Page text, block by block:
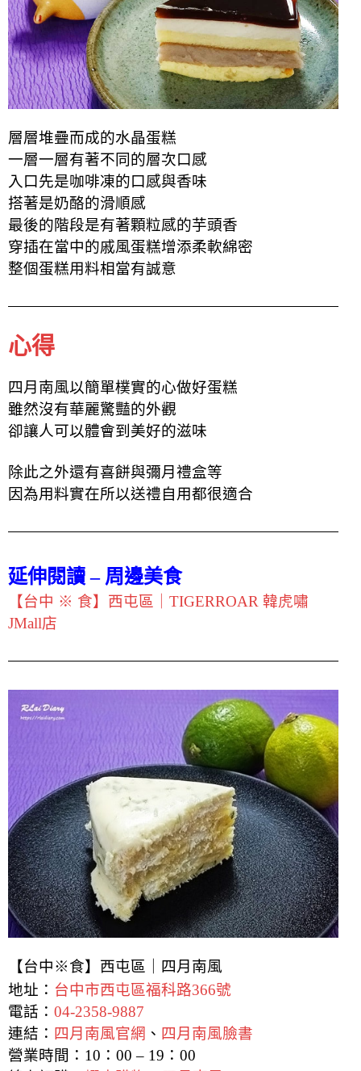
層層堆疊而成的水晶蛋糕
一層一層有著不同的層次口感
入口先是咖啡凍的口感與香味
搭著是奶酪的滑順感
最後的階段是有著顆粒感的芋頭香
穿插在當中的戚風蛋糕增添柔軟綿密
整個蛋糕用料相當有誠意
心得
四月南風以簡單樸實的心做好蛋糕
雖然沒有華麗驚豔的外觀
卻讓人可以體會到美好的滋味
除此之外還有喜餅與彌月禮盒等
因為用料實在所以送禮自用都很適合
延伸閱讀 – 周邊美食
【台中 ※ 食】西屯區｜TIGERROAR 韓虎嘯
JMall店
【台中※食】西屯區｜四月南風
地址： 台中市西屯區福科路366號
電話： 04-2358-9887
連結： 四月南風官網 、 四月南風臉書
營業時間：10：00 – 19：00